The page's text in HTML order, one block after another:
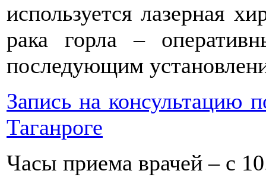
используется лазерная
рака горла –
последующим
Запись на консультацию
Таганроге
Часы приема врачей – с